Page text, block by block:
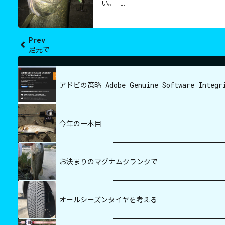
い。 …
Prev
足元で
アドビの策略 Adobe Genuine Software
今年の一本目
お決まりのマグナムクランクで
オールシーズンタイヤを考える